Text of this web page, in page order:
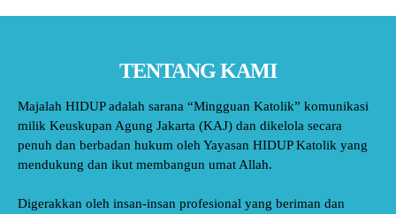
TENTANG KAMI
Majalah HIDUP adalah sarana “Mingguan Katolik” komunikasi
milik Keuskupan Agung Jakarta (KAJ) dan dikelola secara
penuh dan berbadan hukum oleh Yayasan HIDUP Katolik yang
mendukung dan ikut membangun umat Allah.
Digerakkan oleh insan-insan profesional yang beriman dan